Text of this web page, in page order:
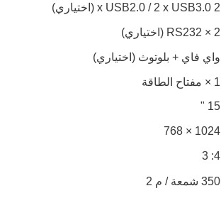
2 x USB2.0 / 2 x USB3.0 (اختياري)
2 × RS232 (اختياري)
واي فاي + بلوتوث (اختياري)
1 × مفتاح الطاقة
15 "
1024 × 768
4: 3
350 شمعة / م 2